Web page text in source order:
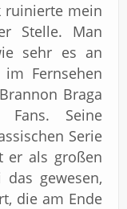
ruinierte mein
Stelle. Man
sehr es an
Fernsehen
Braga
Seine
Serie
er als großen
gewesen,
die am Ende